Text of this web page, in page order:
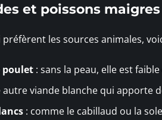
et poissons maigres
préfèrent les sources animales,
poulet : sans la peau, elle est
autre viande blanche qui apporte
: comme le cabillaud ou la